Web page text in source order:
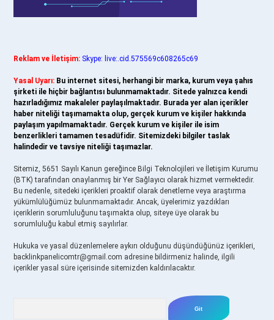
Reklam ve İletişim: Skype: live:.cid.575569c608265c69
Yasal Uyarı: Bu internet sitesi, herhangi bir marka, kurum veya şahıs
şirketi ile hiçbir bağlantısı bulunmamaktadır. Sitede yalnızca kendi
hazırladığımız makaleler paylaşılmaktadır. Burada yer alan içerikler
haber niteliği taşımamakta olup, gerçek kurum ve kişiler hakkında
paylaşım yapılmamaktadır. Gerçek kurum ve kişiler ile isim
benzerlikleri tamamen tesadüfidir. Sitemizdeki bilgiler taslak
halindedir ve tavsiye niteliği taşımazlar.
Sitemiz, 5651 Sayılı Kanun gereğince Bilgi Teknolojileri ve İletişim Kurumu
(BTK) tarafından onaylanmış bir Yer Sağlayıcı olarak hizmet vermektedir.
Bu nedenle, sitedeki içerikleri proaktif olarak denetleme veya araştırma
yükümlülüğümüz bulunmamaktadır. Ancak, üyelerimiz yazdıkları
içeriklerin sorumluluğunu taşımakta olup, siteye üye olarak bu
sorumluluğu kabul etmiş sayılırlar.
Hukuka ve yasal düzenlemelere aykırı olduğunu düşündüğünüz içerikleri,
backlinkpanelicomtr@gmail.com adresine bildirmeniz halinde, ilgili
içerikler yasal süre içerisinde sitemizden kaldırılacaktır.